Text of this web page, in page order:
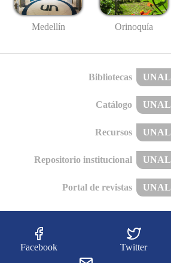
Medellín Orinoquía
Bibliotecas UNAL
Catálogo UNAL
Recursos UNAL
Repositorio institucional UNAL
Portal de revistas UNAL
Facebook Twitter